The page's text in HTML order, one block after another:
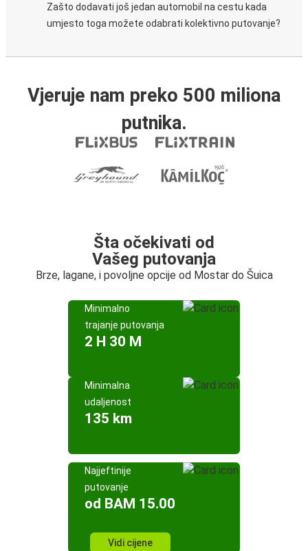
Zašto dodavati još jedan automobil na cestu kada
umjesto toga možete odabrati kolektivno putovanje?
Vjeruje nam preko 500 miliona
putnika.
Šta očekivati od
Vašeg putovanja
Brze, lagane, i povoljne opcije od Mostar do Šuica
Minimalno
trajanje putovanja
2 H 30 M
Minimalna
udaljenost
135 km
Najjeftinije
putovanje
od BAM 15.00
Vidi cijene